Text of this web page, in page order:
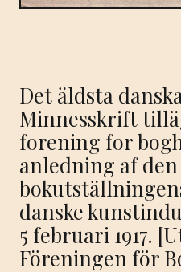
Det äldsta
Minnesskrift
forening for
anledning af den
danske
5 februari 1917.
Föreningen för